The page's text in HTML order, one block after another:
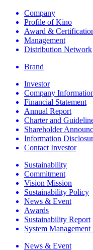
Company
Profile of Kino
Award &
Management
Distribution Network
Brand
Investor
Company
Financial Statement
Annual Report
Charter and
Shareholder
Information
Contact Investor
Sustainability
Commitment
Vision Mission
Sustainability Policy
News & Event
Awards
Sustainability Report
System
News & Event